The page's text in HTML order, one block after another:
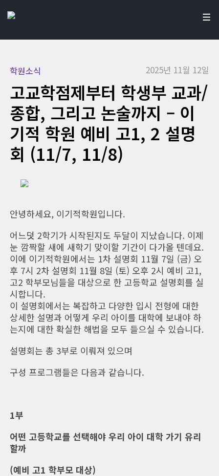
2025년 11월 12일
학원소식
고교학점제부터 학생부 교과/
종합, 그리고 논술까지 – 이
기적 학원 예비 고1, 2 설명
회 (11/7, 11/8)
안녕하세요, 이기적학원입니다.
어느덧 2학기가 시작된지도 두달이 지났습니다. 이제
눈 깜짝할 새에 새학기 맞이할 기간이 다가올 텐데요.
이에 이기적학원에서는 1차 설명회 11월 7일 (금) 오
후 7시 2차 설명회 11월 8일 (토) 오후 2시 예비 고1,
고2 학부모님들을 대상으로 한 고등학교 설명회를 실
시합니다.
이 설명회에서는 복잡하고 다양한 입시 전형에 대한
상세한 설명과 어떻게 우리 아이를 대학에 보내야 하
는지에 대한 확실한 해법을 모두 들으실 수 있습니다.
설명회는 총 3부로 이뤄져 있으며
구성 프로그램들은 다음과 같습니다.
1부
어떤 고등학교를 선택해야 우리 아이 대학 가기 유리
할까
(예비 고1 학부모 대상)